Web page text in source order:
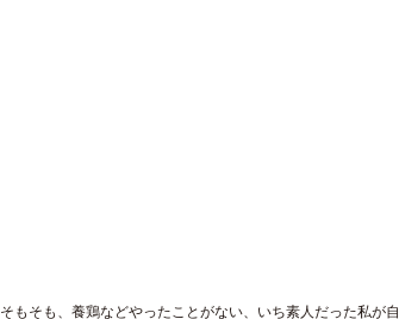
そもそも、養鶏などやったことがない、いち素人だった私が